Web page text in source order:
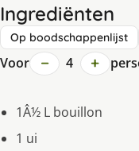
Ingrediënten
Op boodschappenlijst
Voor − 4 +
1Â½ L bouillon
1 ui